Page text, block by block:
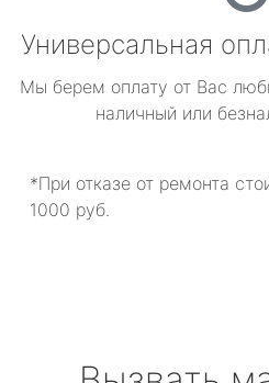
Универсальная
Мы берем оплату от Вас
наличный или
*При отказе от ремонта
1000 руб.